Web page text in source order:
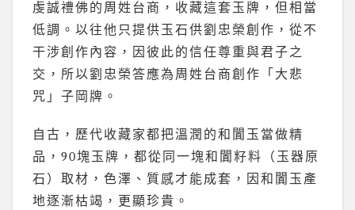
虔誠禮佛的周姓台商，收藏這套玉牌，但相當
低調。以往他只提供玉石供劉忠榮創作，從不
干涉創作內容，因彼此的信任尊重與君子之
交，所以劉忠榮答應為周姓台商創作「大悲
咒」子岡牌。
自古，歷代收藏家都把溫潤的和闐玉當做精
品，90塊玉牌，都從同一塊和闐籽料（玉器原
石）取材，色澤、質感才能成套，因和闐玉產
地逐漸枯竭，更顯珍貴。